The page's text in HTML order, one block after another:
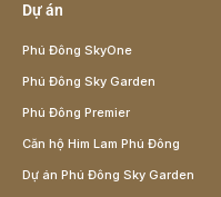
Dự án
Phú Đông SkyOne
Phú Đông Sky Garden
Phú Đông Premier
Căn hộ Him Lam Phú Đông
Dự án Phú Đông Sky Garden